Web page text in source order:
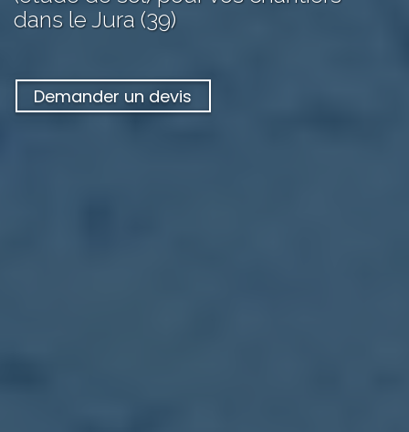
dans le Jura (39)
Demander un devis